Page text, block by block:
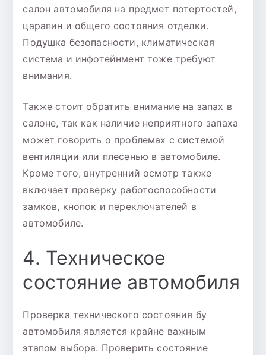
салон автомобиля на предмет потертостей,
царапин и общего состояния отделки.
Подушка безопасности, климатическая
система и инфотейнмент тоже требуют
внимания.
Также стоит обратить внимание на запах в
салоне, так как наличие неприятного запаха
может говорить о проблемах с системой
вентиляции или плесенью в автомобиле.
Кроме того, внутренний осмотр также
включает проверку работоспособности
замков, кнопок и переключателей в
автомобиле.
4. Техническое
состояние автомобиля
Проверка технического состояния бу
автомобиля является крайне важным
этапом выбора. Проверить состояние